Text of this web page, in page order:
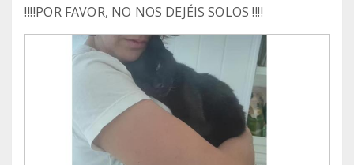
‼️‼️POR FAVOR, NO NOS DEJÉIS SOLOS ‼️‼️